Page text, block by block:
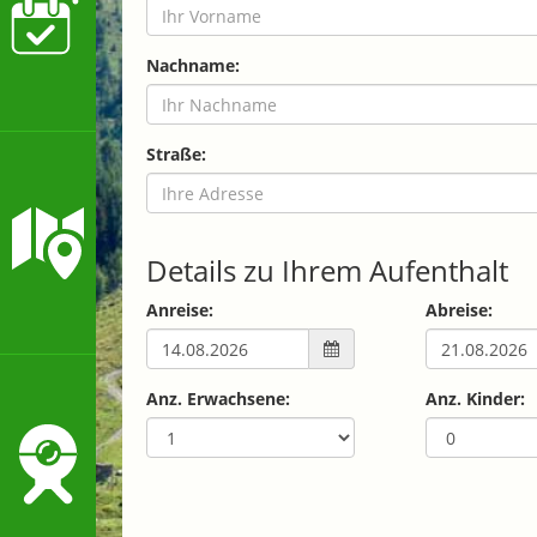
Nachname:
Straße:
Details zu Ihrem Aufenthalt
Anreise: Abreise:
Anz. Erwachsene: Anz. Kinder: